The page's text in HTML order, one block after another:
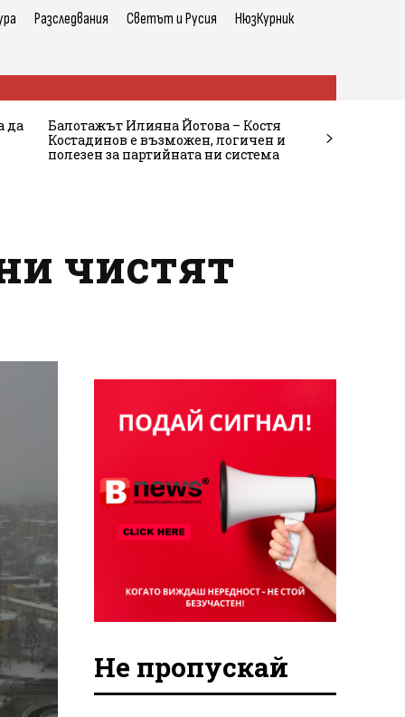
Разследвания Светът и Русия НюзКурник
да
Балотажът Илияна Йотова – Костя
Костадинов е възможен, логичен и
полезен за партийната ни система
чистят
Не пропускай